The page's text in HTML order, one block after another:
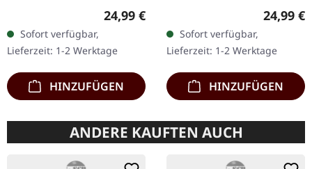
08.12.2023, auf Supreme
Chaos Records. SCR
Exklusives Ultra
Clear/Silber/Gold/Schwar
z…
Regulärer Preis:
24,99 €
Sofort verfügbar,
Lieferzeit: 1-2 Werktage
HINZUFÜGEN
Chaos Records. SCR
exklusiv! Re-Release auf
transparent rot/schwarz
marmoriertem Vinyl,…
24,99 €
Sofort verfügbar,
Lieferzeit: 1-2 Werktage
HINZUFÜGEN
ANDERE KAUFTEN AUCH